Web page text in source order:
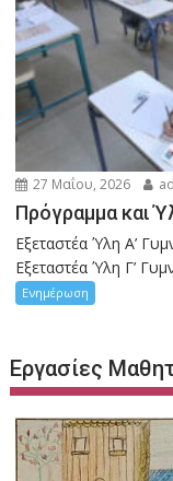
27 Μαΐου, 2026
Πρόγραμμα και
Εξεταστέα Ύλη Α’
Εξεταστέα Ύλη Γ’
Ενημέρωση
Εργασίες